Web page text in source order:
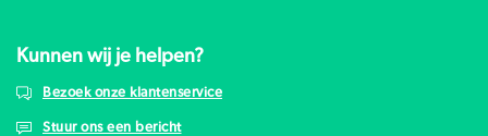
Kunnen wij je helpen?
Bezoek onze klantenservice
Stuur ons een bericht